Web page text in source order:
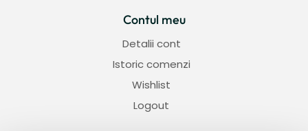
Contul meu
Detalii cont
Istoric comenzi
Wishlist
Logout